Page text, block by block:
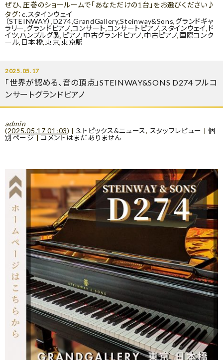
ぜひ、圧巻のショールームで「あなただけの1台」をお選びください♪
タグ：c.スタインウェイ
（STEINWAY） ,D274,GrandGallery,Steinway&Sons,グランドギャ
ラリー,グランドピアノ,コンサート,コンサートピアノ,スタインウェイ, ド
イツ,ハンブルグ製, ピアノ,中古グランドピアノ,中古ピアノ,国際コンク
ール, 日本橋,東京,東京駅
2025.05.17
「世界が認める、音の頂点」STEINWAY&SONS D274 フルコ
ンサートグランドピアノ
admin
(2025.05.17 01:03) | 3.トピックス&ニュース, スタッフレビュー |個
別ページ|コメントはまだありません